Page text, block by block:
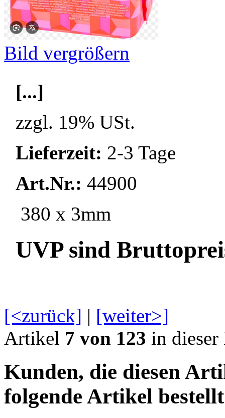
Bild vergrößern
[...]
zzgl. 19% USt.
Lieferzeit: 2-3 Tage
Art.Nr.: 44900
380 x 3mm
UVP sind
[<zurück] | [weiter>]
Artikel 7 von 123 in dieser
Kunden, die diesen
folgende Artikel